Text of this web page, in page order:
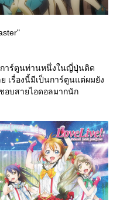
การ์ตูนท่านหนึ่งในญี่ปุ่นติด
เรื่องนี้มีเป็นการ์ตูนแต่ผมยัง
อบสายไอดอลมากนัก